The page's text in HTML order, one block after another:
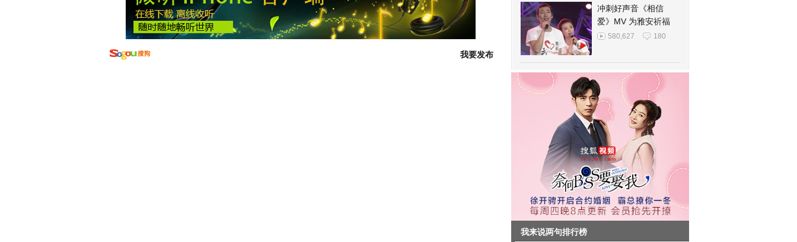
我要发布
冲刺好声音《相信
爱》MV 为雅安祈福
580,627 180
我来说两句排行榜